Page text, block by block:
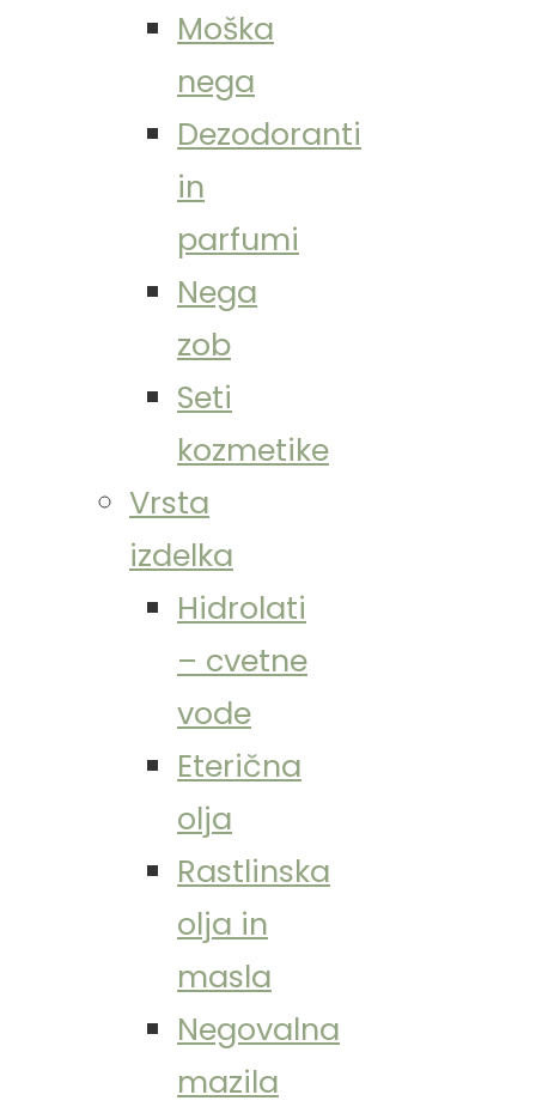
Moška
nega
Dezodoranti
in
parfumi
Nega
zob
Seti
kozmetike
Vrsta
izdelka
Hidrolati
– cvetne
vode
Eterična
olja
Rastlinska
olja in
masla
Negovalna
mazila